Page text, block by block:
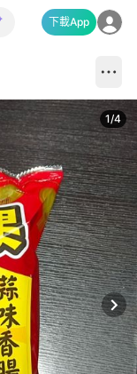
下載App
1/4